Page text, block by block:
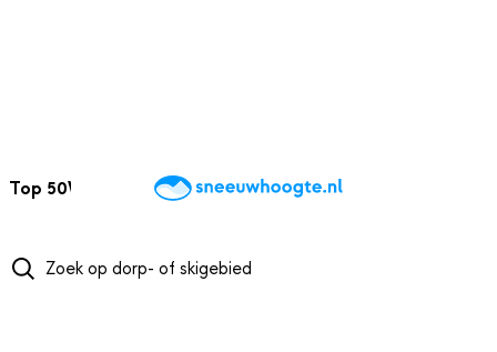
Top 50Webcams WintersportweerKaarten